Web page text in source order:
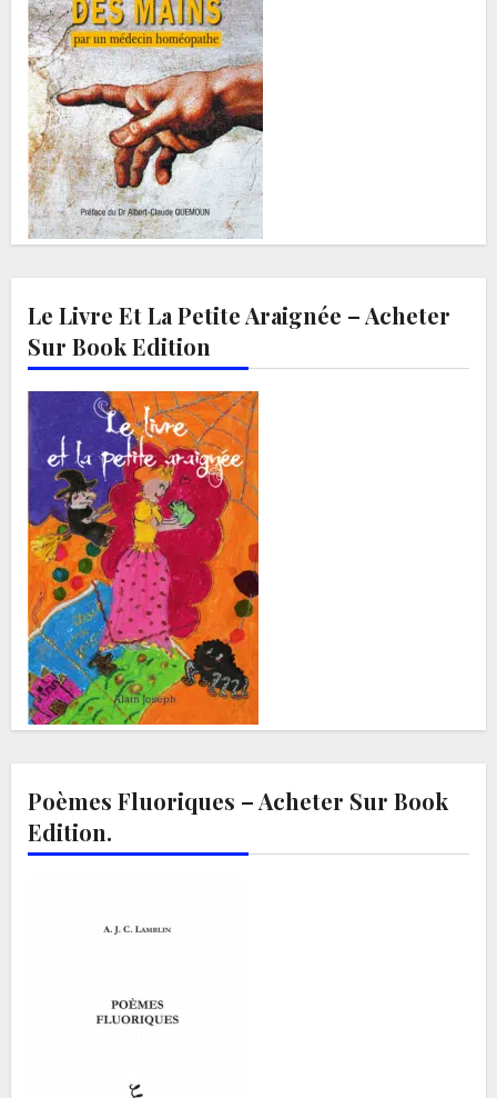
Le Livre Et La Petite Araignée – Acheter
Sur Book Edition
Poèmes Fluoriques – Acheter Sur Book
Edition.